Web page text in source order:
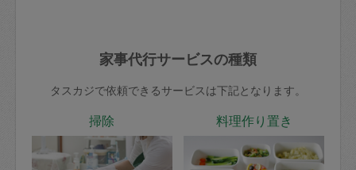
家事代行サービスの種類
タスカジで依頼できるサービスは下記となります。
掃除 料理作り置き